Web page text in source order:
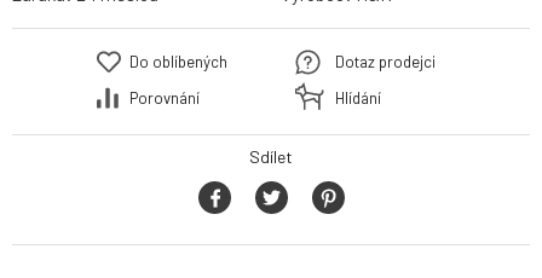
Do oblíbených
Porovnání
Dotaz prodejci
Hlídání
Sdílet